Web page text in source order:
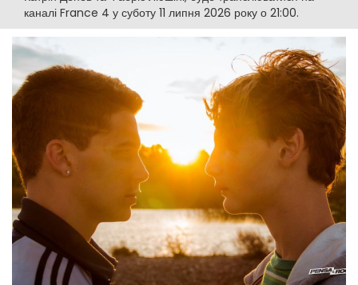
каналі France 4 у суботу 11 липня 2026 року о 21:00.